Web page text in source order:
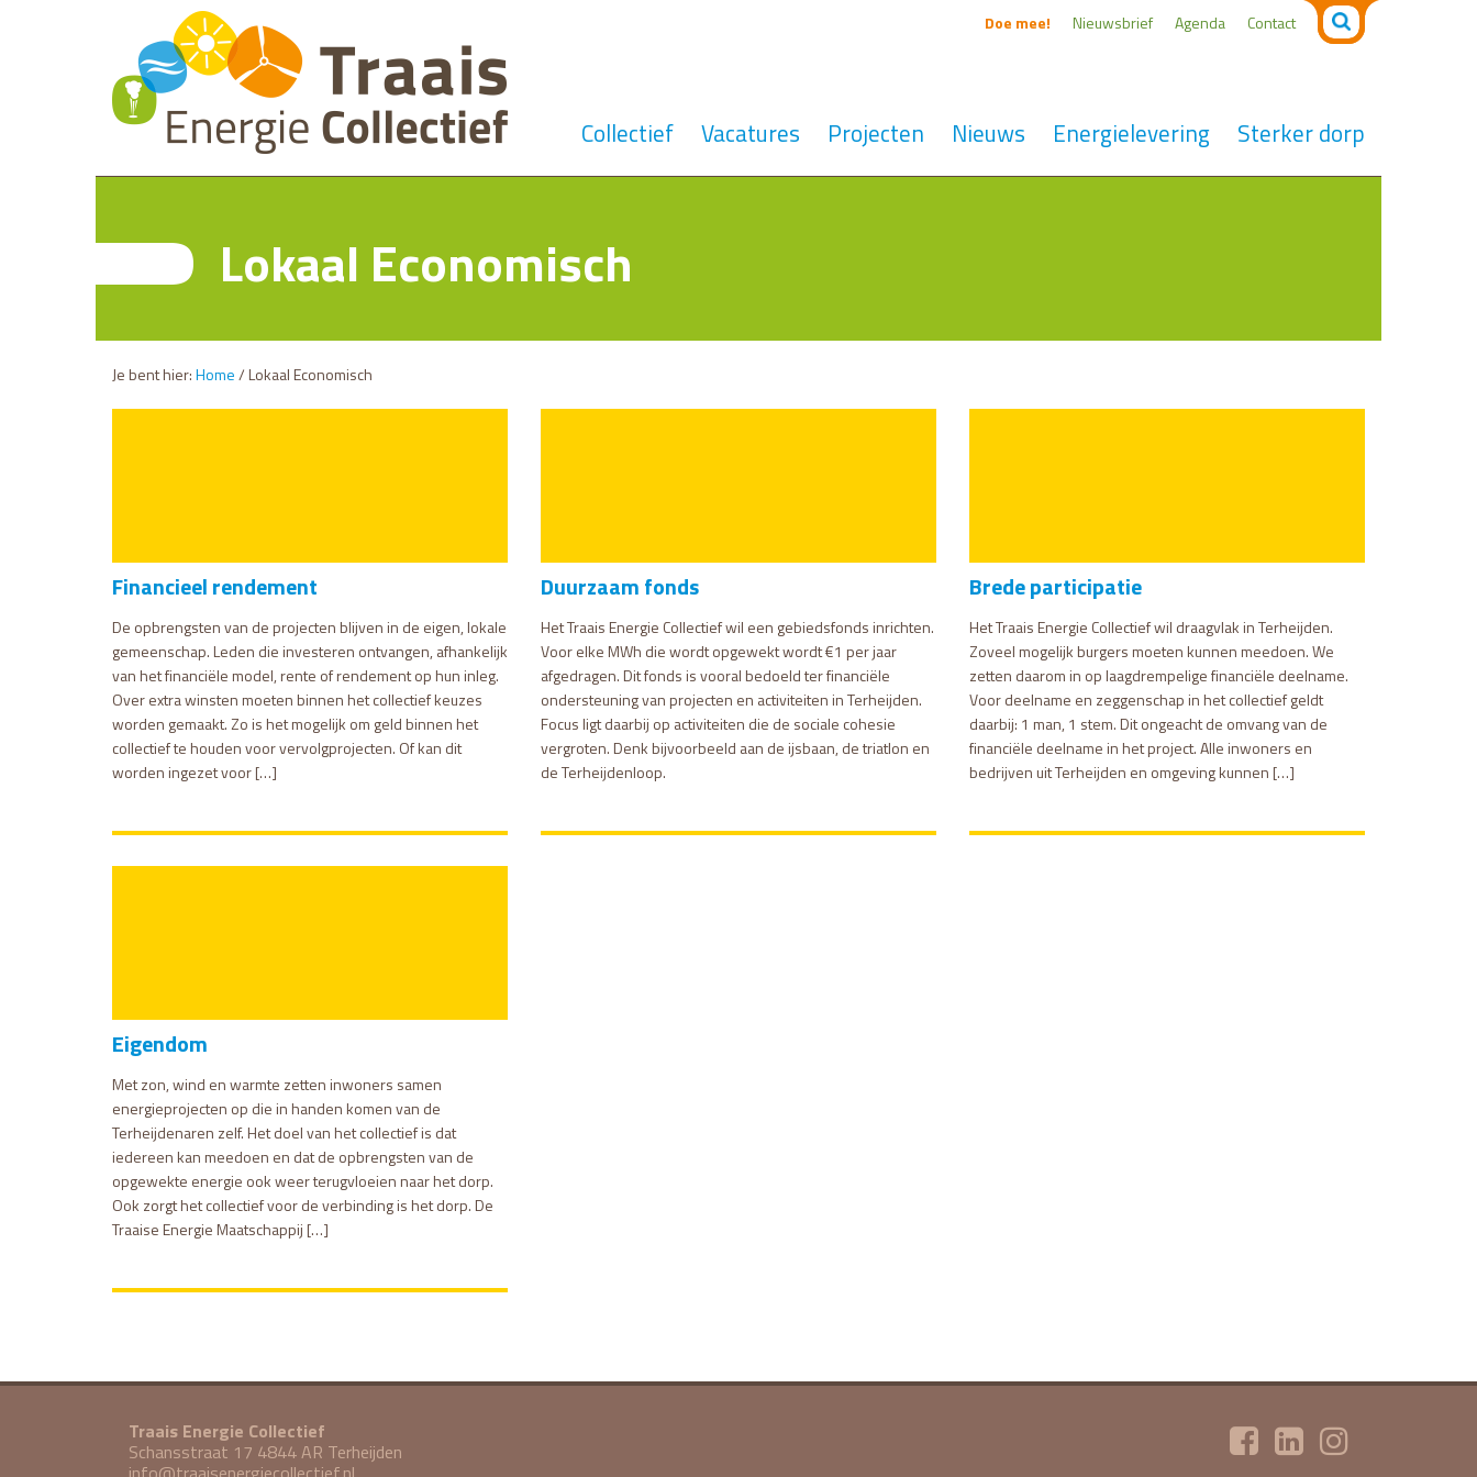
Zoeken
naar:
Doe mee! Nieuwsbrief Agenda Contact
Collectief Vacatures Projecten Nieuws Energielevering Sterker dorp
Lokaal Economisch
Je bent hier:Home/Lokaal Economisch
Financieel rendement
De opbrengsten van de projecten blijven in de eigen, lokale
gemeenschap. Leden die investeren ontvangen, afhankelijk
van het financiële model, rente of rendement op hun inleg.
Over extra winsten moeten binnen het collectief keuzes
worden gemaakt. Zo is het mogelijk om geld binnen het
collectief te houden voor vervolgprojecten. Of kan dit
worden ingezet voor […]
Duurzaam fonds
Het Traais Energie Collectief wil een gebiedsfonds inrichten.
Voor elke MWh die wordt opgewekt wordt €1 per jaar
afgedragen. Dit fonds is vooral bedoeld ter financiële
ondersteuning van projecten en activiteiten in Terheijden.
Focus ligt daarbij op activiteiten die de sociale cohesie
vergroten. Denk bijvoorbeeld aan de ijsbaan, de triatlon en
de Terheijdenloop.
Brede participatie
Het Traais Energie Collectief wil draagvlak in Terheijden.
Zoveel mogelijk burgers moeten kunnen meedoen. We
zetten daarom in op laagdrempelige financiële deelname.
Voor deelname en zeggenschap in het collectief geldt
daarbij: 1 man, 1 stem. Dit ongeacht de omvang van de
financiële deelname in het project. Alle inwoners en
bedrijven uit Terheijden en omgeving kunnen […]
Eigendom
Met zon, wind en warmte zetten inwoners samen
energieprojecten op die in handen komen van de
Terheijdenaren zelf. Het doel van het collectief is dat
iedereen kan meedoen en dat de opbrengsten van de
opgewekte energie ook weer terugvloeien naar het dorp.
Ook zorgt het collectief voor de verbinding is het dorp. De
Traaise Energie Maatschappij […]
Traais Energie Collectief
Schansstraat 17 4844 AR Terheijden